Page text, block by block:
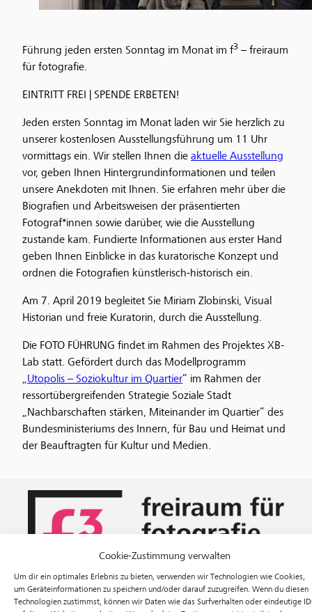
Cookie-Zustimmung verwalten
Um dir ein optimales Erlebnis zu bieten, verwenden wir Technologien wie Cookies,
um Geräteinformationen zu speichern und/oder darauf zuzugreifen. Wenn du diesen
Technologien zustimmst, können wir Daten wie das Surfverhalten oder eindeutige
Führung jeden ersten Sonntag im Monat im f3 – freiraum
für fotografie.
EINTRITT FREI | SPENDE ERBETEN!
Jeden ersten Sonntag im Monat laden wir Sie herzlich zu
unserer kostenlosen Ausstellungsführung um 11 Uhr
vormittags ein. Wir stellen Ihnen die aktuelle Ausstellung
vor, geben Ihnen Hintergrundinformationen und teilen
unsere Anekdoten mit Ihnen. Sie erfahren mehr über die
Biografien und Arbeitsweisen der präsentierten
Fotograf*innen sowie darüber, wie die Ausstellung
zustande kam. Fundierte Informationen aus erster Hand
geben Ihnen Einblicke in das kuratorische Konzept und
ordnen die Fotografien künstlerisch-historisch ein.
Am 7. April 2019 begleitet Sie Miriam Zlobinski, Visual
Historian und freie Kuratorin, durch die Ausstellung.
Die FOTO FÜHRUNG findet im Rahmen des Projektes XB-
Lab statt. Gefördert durch das Modellprogramm
„Utopolis – Soziokultur im Quartier“ im Rahmen der
ressortübergreifenden Strategie Soziale Stadt
„Nachbarschaften stärken, Miteinander im Quartier“ des
Bundesministeriums des Innern, für Bau und Heimat und
der Beauftragten für Kultur und Medien.
Ausstellungen